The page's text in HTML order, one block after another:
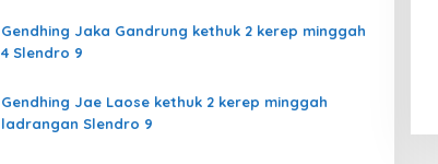
Gendhing Jaka Gandrung kethuk 2 kerep minggah
4 Slendro 9
Gendhing Jae Laose kethuk 2 kerep minggah
ladrangan Slendro 9